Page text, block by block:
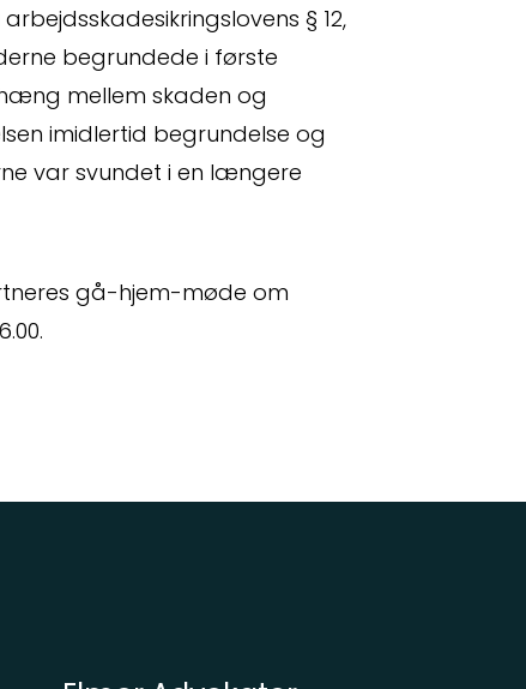
§ 12,
begrundede i første
mellem skaden og
imidlertid begrundelse og
var svundet i en længere
gå-hjem-møde om